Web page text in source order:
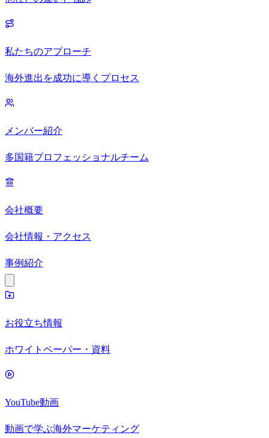
私たちのアプローチ
海外進出を成功に導くプロセス
メンバー紹介
多国籍プロフェッショナルチーム
会社概要
会社情報・アクセス
事例紹介
お役立ち情報
ホワイトペーパー・資料
YouTube動画
動画で学ぶ海外マーケティング